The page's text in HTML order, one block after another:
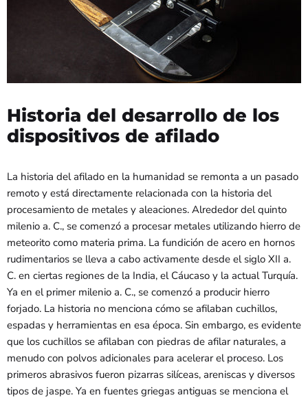
Historia del desarrollo de los
dispositivos de afilado
La historia del afilado en la humanidad se remonta a un pasado
remoto y está directamente relacionada con la historia del
procesamiento de metales y aleaciones. Alrededor del quinto
milenio a. C., se comenzó a procesar metales utilizando hierro de
meteorito como materia prima. La fundición de acero en hornos
rudimentarios se lleva a cabo activamente desde el siglo XII a.
C. en ciertas regiones de la India, el Cáucaso y la actual Turquía.
Ya en el primer milenio a. C., se comenzó a producir hierro
forjado. La historia no menciona cómo se afilaban cuchillos,
espadas y herramientas en esa época. Sin embargo, es evidente
que los cuchillos se afilaban con piedras de afilar naturales, a
menudo con polvos adicionales para acelerar el proceso. Los
primeros abrasivos fueron pizarras silíceas, areniscas y diversos
tipos de jaspe. Ya en fuentes griegas antiguas se menciona el